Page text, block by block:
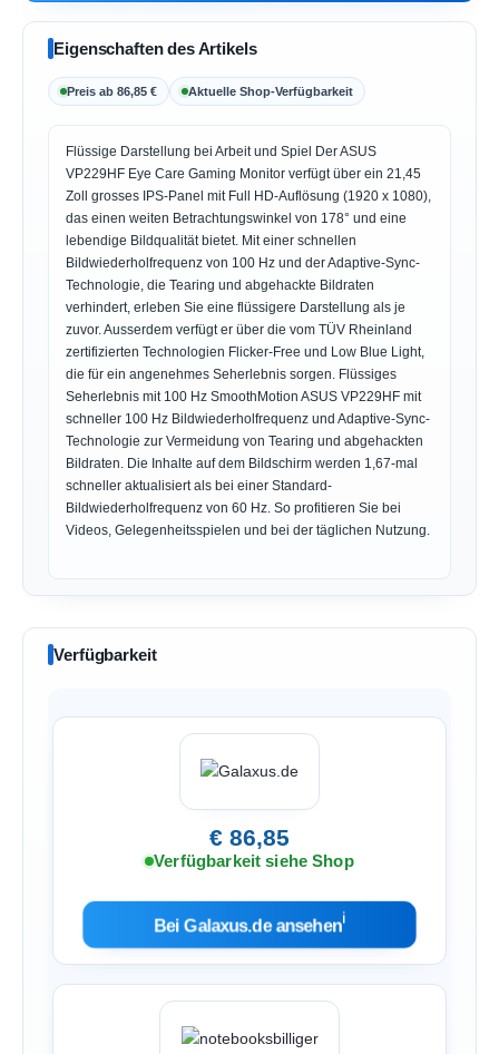
Eigenschaften des Artikels
Preis ab 86,85 € Aktuelle Shop-Verfügbarkeit
Flüssige Darstellung bei Arbeit und Spiel Der ASUS
VP229HF Eye Care Gaming Monitor verfügt über ein 21,45
Zoll grosses IPS-Panel mit Full HD-Auflösung (1920 x 1080),
das einen weiten Betrachtungswinkel von 178° und eine
lebendige Bildqualität bietet. Mit einer schnellen
Bildwiederholfrequenz von 100 Hz und der Adaptive-Sync-
Technologie, die Tearing und abgehackte Bildraten
verhindert, erleben Sie eine flüssigere Darstellung als je
zuvor. Ausserdem verfügt er über die vom TÜV Rheinland
zertifizierten Technologien Flicker-Free und Low Blue Light,
die für ein angenehmes Seherlebnis sorgen. Flüssiges
Seherlebnis mit 100 Hz SmoothMotion ASUS VP229HF mit
schneller 100 Hz Bildwiederholfrequenz und Adaptive-Sync-
Technologie zur Vermeidung von Tearing und abgehackten
Bildraten. Die Inhalte auf dem Bildschirm werden 1,67-mal
schneller aktualisiert als bei einer Standard-
Bildwiederholfrequenz von 60 Hz. So profitieren Sie bei
Videos, Gelegenheitsspielen und bei der täglichen Nutzung.
Verfügbarkeit
€ 86,85
Verfügbarkeit siehe Shop
Bei Galaxus.de ansehenℹ︎